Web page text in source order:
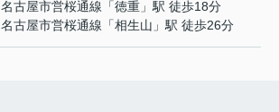
名古屋市営桜通線 「徳重 」駅 徒歩18分
名古屋市営桜通線 「相生山 」駅 徒歩26分